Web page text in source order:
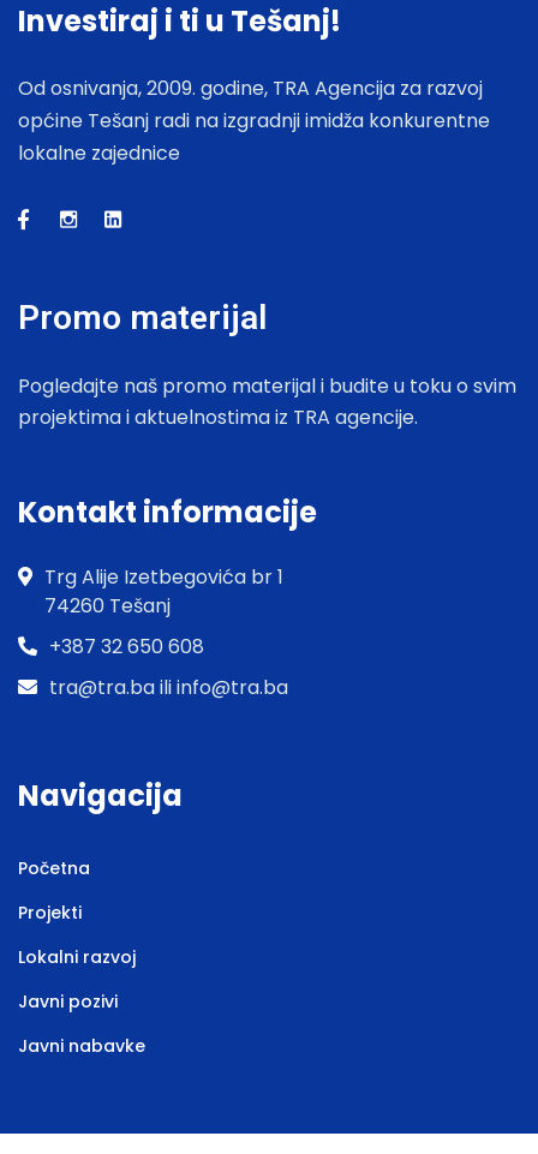
Investiraj i ti u Tešanj!
Od osnivanja, 2009. godine, TRA Agencija za razvoj
općine Tešanj radi na izgradnji imidža konkurentne
lokalne zajednice
Promo materijal
Pogledajte naš promo materijal i budite u toku o svim
projektima i aktuelnostima iz TRA agencije.
Kontakt informacije
Trg Alije Izetbegovića br 1
74260 Tešanj
+387 32 650 608
tra@tra.ba ili info@tra.ba
Navigacija
Početna
Projekti
Lokalni razvoj
Javni pozivi
Javni nabavke